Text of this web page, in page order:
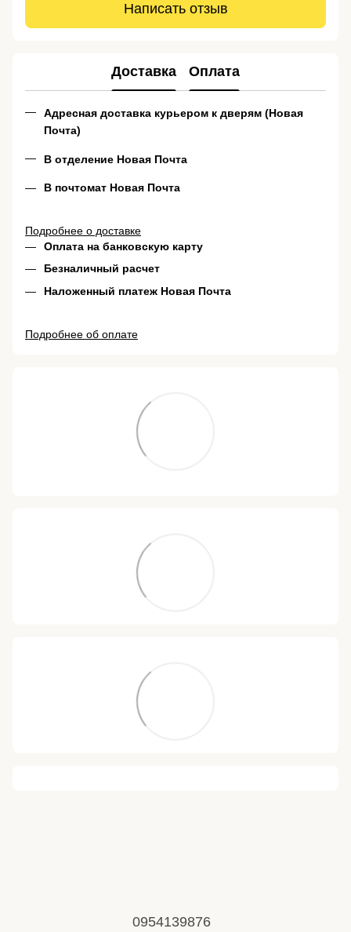
Написать отзыв
Доставка Оплата
Адресная доставка курьером к дверям (Новая
Почта)
В отделение Новая Почта
В почтомат Новая Почта
Подробнее о доставке
Оплата на банковскую карту
Безналичный расчет
Наложенный платеж Новая Почта
Подробнее об оплате
0954139876